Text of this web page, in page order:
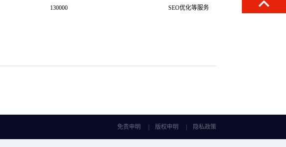
130000
SEO优化等服务
免责申明 版权申明 隐私政策